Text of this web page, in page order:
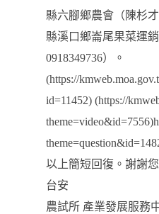
縣六腳鄉農會（陳杉
縣溪口鄉崙尾果菜運
0918349736）。
(https://
id=11452) (https://
以上簡短回復。謝謝
台安
農試所 產業發展服務